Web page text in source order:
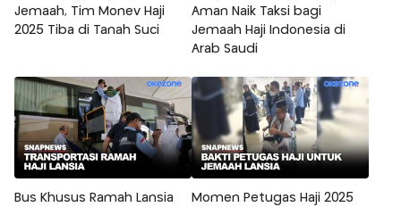
Jemaah, Tim Monev Haji
2025 Tiba di Tanah Suci
Aman Naik Taksi bagi
Jemaah Haji Indonesia di
Arab Saudi
Bus Khusus Ramah Lansia
Momen Petugas Haji 2025